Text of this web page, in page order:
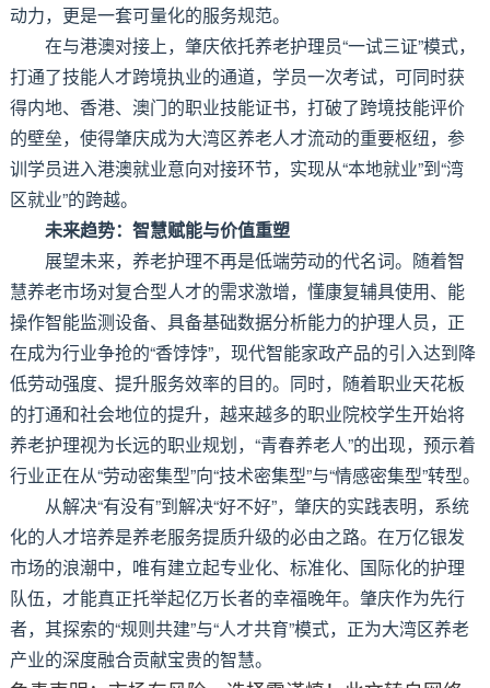
动力，更是一套可量化的服务规范。
在与港澳对接上，肇庆依托养老护理员“一试三证”模式，
打通了技能人才跨境执业的通道，学员一次考试，可同时获
得内地、香港、澳门的职业技能证书，打破了跨境技能评价
的壁垒，使得肇庆成为大湾区养老人才流动的重要枢纽，参
训学员进入港澳就业意向对接环节，实现从“本地就业”到“湾
区就业”的跨越。
未来趋势：智慧赋能与价值重塑
展望未来，养老护理不再是低端劳动的代名词。随着智
慧养老市场对复合型人才的需求激增，懂康复辅具使用、能
操作智能监测设备、具备基础数据分析能力的护理人员，正
在成为行业争抢的“香饽饽”，现代智能家政产品的引入达到降
低劳动强度、提升服务效率的目的。同时，随着职业天花板
的打通和社会地位的提升，越来越多的职业院校学生开始将
养老护理视为长远的职业规划，“青春养老人”的出现，预示着
行业正在从“劳动密集型”向“技术密集型”与“情感密集型”转型。
从解决“有没有”到解决“好不好”，肇庆的实践表明，系统
化的人才培养是养老服务提质升级的必由之路。在万亿银发
市场的浪潮中，唯有建立起专业化、标准化、国际化的护理
队伍，才能真正托举起亿万长者的幸福晚年。肇庆作为先行
者，其探索的“规则共建”与“人才共育”模式，正为大湾区养老
产业的深度融合贡献宝贵的智慧。